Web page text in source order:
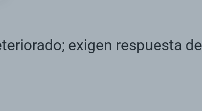
exigen respuesta de